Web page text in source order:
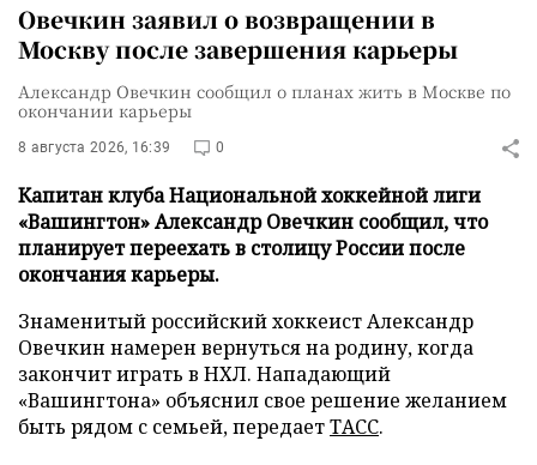
Овечкин заявил о возвращении в
Москву после завершения карьеры
Александр Овечкин сообщил о планах жить в Москве по
окончании карьеры
8 августа 2026, 16:39 0
Капитан клуба Национальной хоккейной лиги
«Вашингтон» Александр Овечкин сообщил, что
планирует переехать в столицу России после
окончания карьеры.
Знаменитый российский хоккеист Александр
Овечкин намерен вернуться на родину, когда
закончит играть в НХЛ. Нападающий
«Вашингтона» объяснил свое решение желанием
быть рядом с семьей, передаетТАСС.